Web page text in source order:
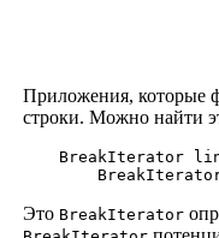
Приложения, которые
строки. Можно найти
BreakIterator
Это BreakIterator